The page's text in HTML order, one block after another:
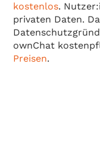
kostenlos.
privaten Daten.
ownChat
Preisen.